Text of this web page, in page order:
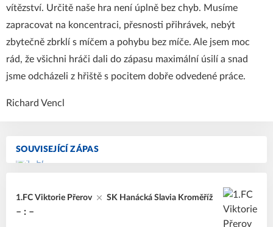
SOUVISEJÍCÍ ZÁPAS
1.FC Viktorie Přerov SK Hanácká Slavia Kroměříž
– : –
vítězství. Určitě naše hra není úplně bez chyb. Musíme
zapracovat na koncentraci, přesnosti přihrávek, nebýt
zbytečně zbrklí s míčem a pohybu bez míče. Ale jsem moc
rád, že všichni hráči dali do zápasu maximální úsilí a snad
jsme odcházeli z hřiště s pocitem dobře odvedené práce.
Richard Vencl